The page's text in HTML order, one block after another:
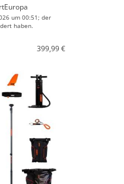
um 00:51; der
haben.
399,99 €